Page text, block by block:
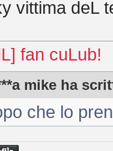
vittima deL
fan cuLub!
mike ha
che lo